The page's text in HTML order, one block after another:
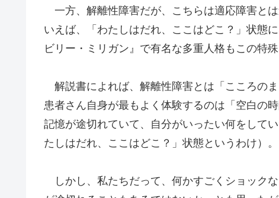
一方、解離性障害だが、こちらは適応障害と
いえば、「わたしはだれ、ここはどこ？」状態
ビリー・ミリガン』で有名な多重人格もこの特
解説書によれば、解離性障害とは「こころの
患者さん自身が最もよく体験するのは「空白の
記憶が途切れていて、自分がいったい何をして
たしはだれ、ここはどこ？」状態というわけ）。
しかし、私たちだって、何かすごくショック